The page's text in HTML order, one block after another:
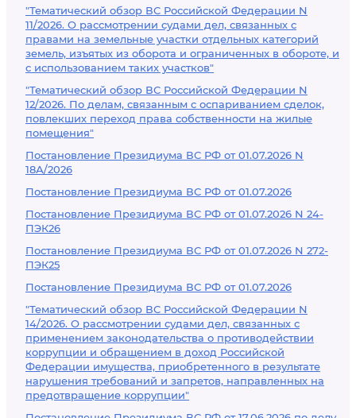
"Тематический обзор ВС Российской Федерации N
11/2026. О рассмотрении судами дел, связанных с
правами на земельные участки отдельных категорий
земель, изъятых из оборота и ограниченных в обороте, и
с использованием таких участков"
"Тематический обзор ВС Российской Федерации N
12/2026. По делам, связанным с оспариванием сделок,
повлекших переход права собственности на жилые
помещения"
Постановление Президиума ВС РФ от 01.07.2026 N
18А/2026
Постановление Президиума ВС РФ от 01.07.2026
Постановление Президиума ВС РФ от 01.07.2026 N 24-
ПЭК26
Постановление Президиума ВС РФ от 01.07.2026 N 272-
ПЭК25
Постановление Президиума ВС РФ от 01.07.2026
"Тематический обзор ВС Российской Федерации N
14/2026. О рассмотрении судами дел, связанных с
применением законодательства о противодействии
коррупции и обращением в доход Российской
Федерации имущества, приобретенного в результате
нарушения требований и запретов, направленных на
предотвращение коррупции"